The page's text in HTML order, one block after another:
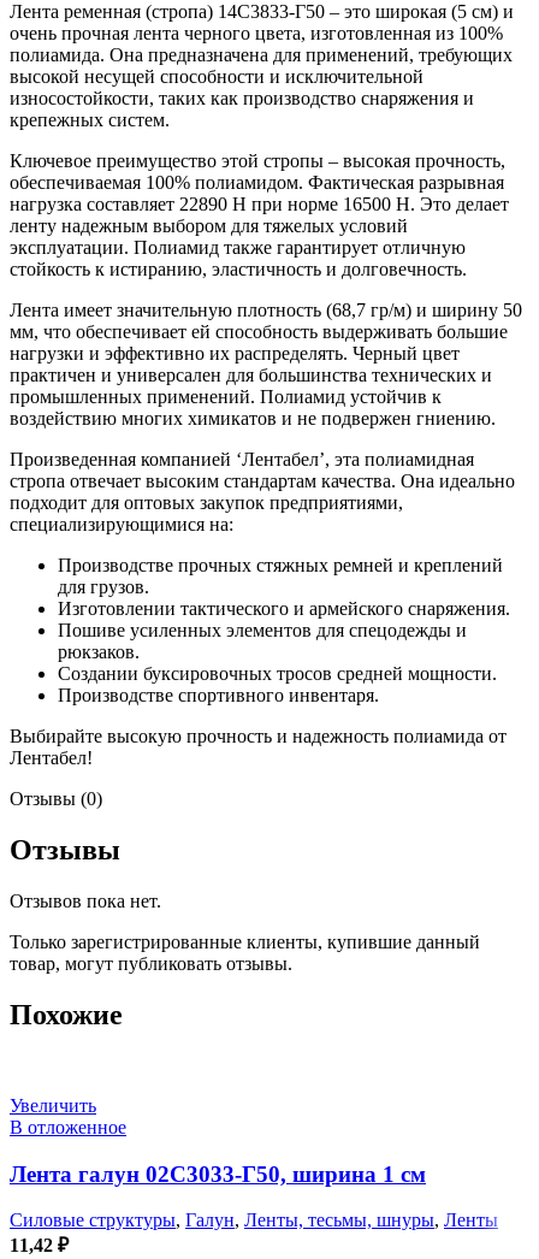
Лента ременная (стропа) 14С3833-Г50 – это широкая (5 см) и
очень прочная лента черного цвета, изготовленная из 100%
полиамида. Она предназначена для применений, требующих
высокой несущей способности и исключительной
износостойкости, таких как производство снаряжения и
крепежных систем.
Ключевое преимущество этой стропы – высокая прочность,
обеспечиваемая 100% полиамидом. Фактическая разрывная
нагрузка составляет 22890 H при норме 16500 H. Это делает
ленту надежным выбором для тяжелых условий
эксплуатации. Полиамид также гарантирует отличную
стойкость к истиранию, эластичность и долговечность.
Лента имеет значительную плотность (68,7 гр/м) и ширину 50
мм, что обеспечивает ей способность выдерживать большие
нагрузки и эффективно их распределять. Черный цвет
практичен и универсален для большинства технических и
промышленных применений. Полиамид устойчив к
воздействию многих химикатов и не подвержен гниению.
Произведенная компанией ‘Лентабел’, эта полиамидная
стропа отвечает высоким стандартам качества. Она идеально
подходит для оптовых закупок предприятиями,
специализирующимися на:
Производстве прочных стяжных ремней и креплений
для грузов.
Изготовлении тактического и армейского снаряжения.
Пошиве усиленных элементов для спецодежды и
рюкзаков.
Создании буксировочных тросов средней мощности.
Производстве спортивного инвентаря.
Выбирайте высокую прочность и надежность полиамида от
Лентабел!
Отзывы (0)
Отзывы
Отзывов пока нет.
Только зарегистрированные клиенты, купившие данный
товар, могут публиковать отзывы.
Похожие
Увеличить
В отложенное
Лента галун 02С3033-Г50, ширина 1 см
Силовые структуры, Галун, Ленты, тесьмы, шнуры, Ленты
11,42 ₽